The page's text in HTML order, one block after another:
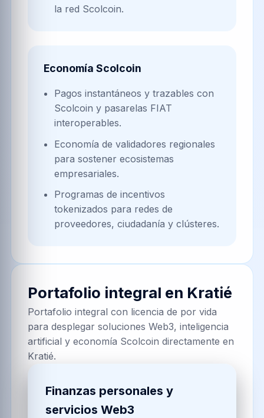
la red Scolcoin.
Economía Scolcoin
Pagos instantáneos y trazables con
Scolcoin y pasarelas FIAT
interoperables.
Economía de validadores regionales
para sostener ecosistemas
empresariales.
Programas de incentivos
tokenizados para redes de
proveedores, ciudadanía y clústeres.
Portafolio integral en Kratié
Portafolio integral con licencia de por vida
para desplegar soluciones Web3, inteligencia
artificial y economía Scolcoin directamente en
Kratié.
Finanzas personales y
servicios Web3